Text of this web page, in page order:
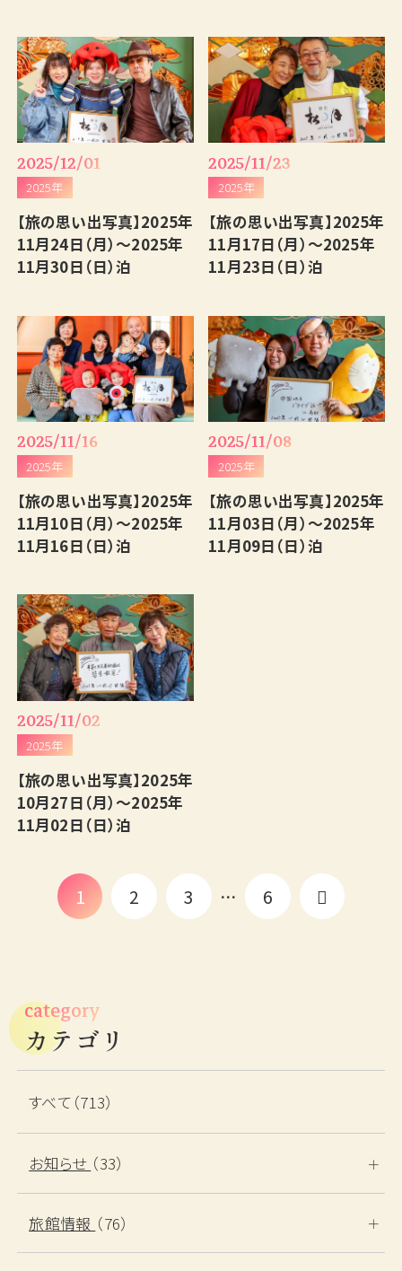
RESERVATION
宿泊日
泊数
2025/12/01
2025年
【旅の思い出写真】2025年
11月24日（月）～2025年
11月30日（日）泊
2025/11/23
2025年
【旅の思い出写真】2025年
11月17日（月）～2025年
11月23日（日）泊
2025/11/16
2025年
【旅の思い出写真】2025年
11月10日（月）～2025年
11月16日（日）泊
2025/11/08
2025年
【旅の思い出写真】2025年
11月03日（月）～2025年
11月09日（日）泊
2025/11/02
2025年
【旅の思い出写真】2025年
10月27日（月）～2025年
11月02日（日）泊
1 2 3 … 6
category
カテゴリ
すべて（713）
お知らせ （33）
旅館情報 （76）